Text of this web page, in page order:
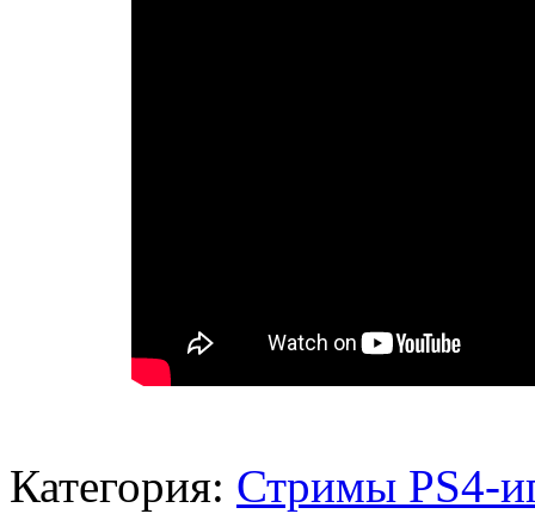
Категория: Стримы PS4-